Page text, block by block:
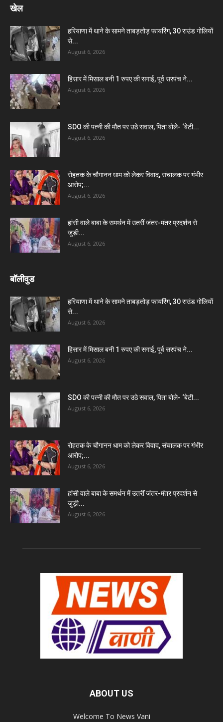
खेल
हरियाणा में थाने के सामने ताबड़तोड़ फायरिंग, 30 राउंड गोलियों
से...
August 6, 2026
हिसार में मिसाल बनी 1 रुपए की सगाई, पूर्व सरपंच ने...
August 6, 2026
SDO की पत्नी की मौत पर उठे सवाल, पिता बोले- ‘बेटी...
August 6, 2026
रोहतक के चौगानन धाम को लेकर विवाद, संचालक पर गंभीर
आरोप;...
August 6, 2026
हांसी वाले बाबा के समर्थन में उतरीं जंतर-मंतर प्रदर्शन से
जुड़ी...
August 6, 2026
बॉलीवुड
हरियाणा में थाने के सामने ताबड़तोड़ फायरिंग, 30 राउंड गोलियों
से...
August 6, 2026
हिसार में मिसाल बनी 1 रुपए की सगाई, पूर्व सरपंच ने...
August 6, 2026
SDO की पत्नी की मौत पर उठे सवाल, पिता बोले- ‘बेटी...
August 6, 2026
रोहतक के चौगानन धाम को लेकर विवाद, संचालक पर गंभीर
आरोप;...
August 6, 2026
हांसी वाले बाबा के समर्थन में उतरीं जंतर-मंतर प्रदर्शन से
जुड़ी...
August 6, 2026
ABOUT US
Welcome To News Vani